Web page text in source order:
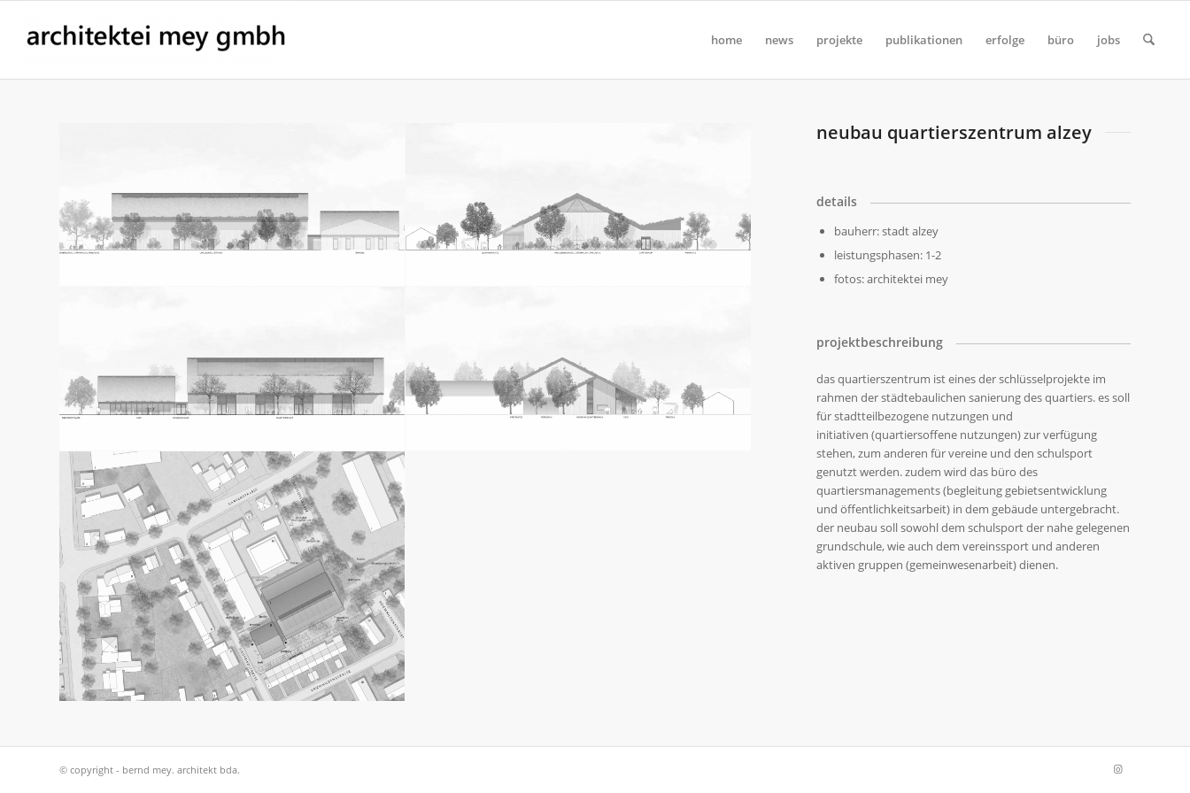
home news projekte publikationen erfolge büro jobs
neubau quartierszentrum alzey
details
bauherr: stadt alzey
leistungsphasen: 1-2
fotos: architektei mey
projektbeschreibung
das quartierszentrum ist eines der schlüsselprojekte im
rahmen der städtebaulichen sanierung des quartiers. es soll
für stadtteilbezogene nutzungen und
initiativen (quartiersoffene nutzungen) zur verfügung
stehen, zum anderen für vereine und den schulsport
genutzt werden. zudem wird das büro des
quartiersmanagements (begleitung gebietsentwicklung
und öffentlichkeitsarbeit) in dem gebäude untergebracht.
der neubau soll sowohl dem schulsport der nahe gelegenen
grundschule, wie auch dem vereinssport und anderen
aktiven gruppen (gemeinwesenarbeit) dienen.
© copyright - bernd mey. architekt bda.